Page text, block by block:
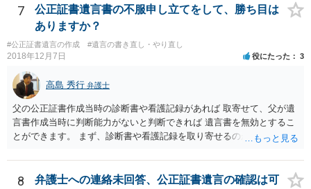
士に直接ご相談されることをお勧めいたします。
7
公正証書遺言書の不服申し立てをして、勝ち目は
ありますか？
#公正証書遺言の作成 #遺言の書き直し・やり直し
2018年12月7日 役にたった 3
高島 秀行 弁護士
父の公正証書作成当時の診断書や看護記録があれば 取寄せて、父が遺
言書作成当時に判断能力がないと判断できれば 遺言書を無効とするこ
とができます。 まず、診断書や看護記録を取り寄せるのが重要となり
いと思います。
8
弁護士への連絡未回答、公正証書遺言の確認は可